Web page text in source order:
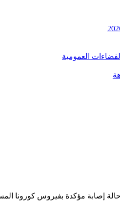
العمومية
إصابة مؤكدة بفيروس كورونا